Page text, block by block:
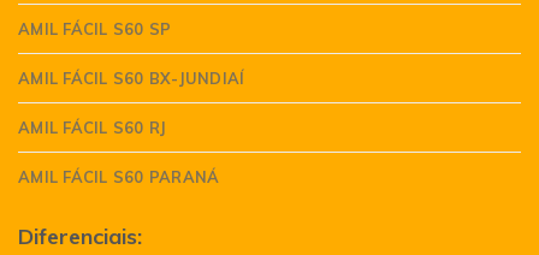
AMIL FÁCIL S60 SP
AMIL FÁCIL S60 BX-JUNDIAÍ
AMIL FÁCIL S60 RJ
AMIL FÁCIL S60 PARANÁ
Diferenciais: